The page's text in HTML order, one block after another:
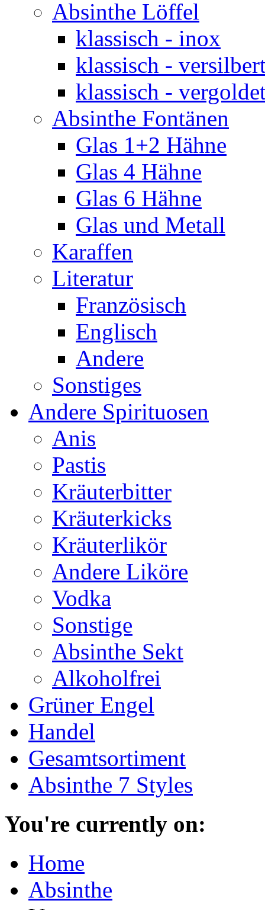
Absinthe Löffel
klassisch - inox
klassisch -
klassisch -
Absinthe Fontänen
Glas 1+2 Hähne
Glas 4 Hähne
Glas 6 Hähne
Glas und Metall
Karaffen
Literatur
Französisch
Englisch
Andere
Sonstiges
Andere Spirituosen
Anis
Pastis
Kräuterbitter
Kräuterkicks
Kräuterlikör
Andere Liköre
Vodka
Sonstige
Absinthe Sekt
Alkoholfrei
Grüner Engel
Handel
Gesamtsortiment
Absinthe 7 Styles
You're currently on:
Home
Absinthe